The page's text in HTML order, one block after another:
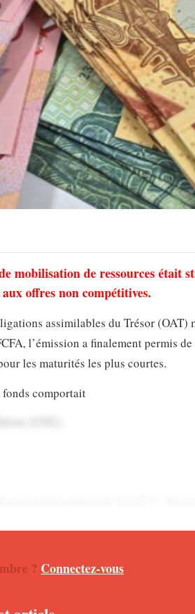
mobilisation de ressources était
offres non compétitives.
assimilables du Trésor (OAT)
l’émission a finalement permis
les maturités les plus courtes.
fonds comportait
sur notre chaîneWHATSAPP
? Connectez-vous